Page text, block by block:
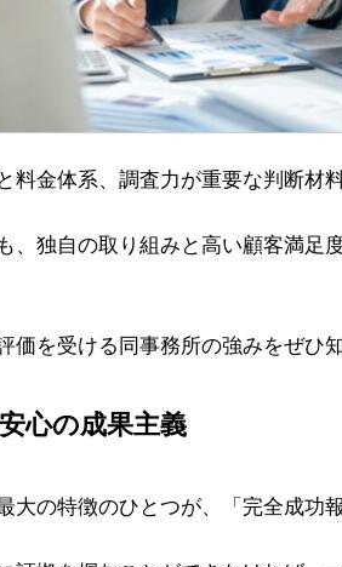
料金体系、調査力が重要な判断材
、独自の取り組みと高い顧客満足
価を受ける同事務所の強みをぜひ
心の成果主義
大の特徴のひとつが、「完全成功